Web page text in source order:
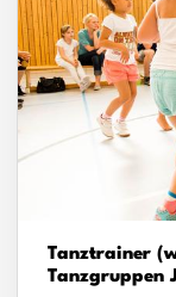
Tanztrainer
Tanzgruppen